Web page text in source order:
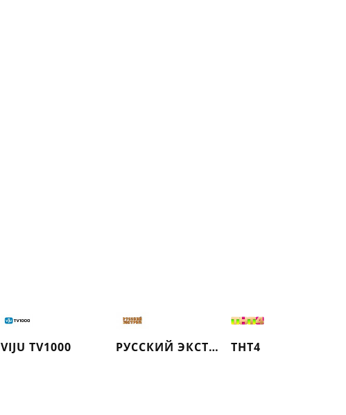
VIJU TV1000 РУССКИЙ ЭКСТРИМ (РЕТРО) ТНТ4